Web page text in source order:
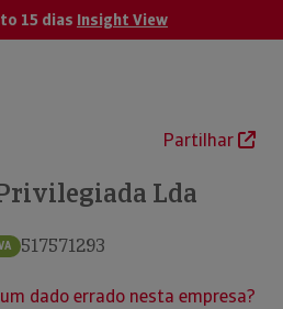
15 dias Insight View
Partilhar
Lda
517571293
dado errado nesta empresa?